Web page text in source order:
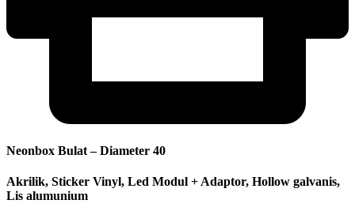
Neonbox Bulat – Diameter 40
Akrilik, Sticker Vinyl, Led Modul + Adaptor, Hollow galvanis,
Lis alumunium